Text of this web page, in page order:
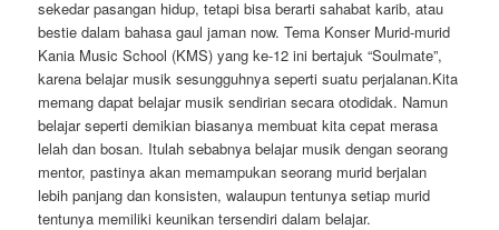
sekedar pasangan hidup, tetapi bisa berarti sahabat karib, atau
bestie dalam bahasa gaul jaman now. Tema Konser Murid-murid
Kania Music School (KMS) yang ke-12 ini bertajuk “Soulmate”,
karena belajar musik sesungguhnya seperti suatu perjalanan.Kita
memang dapat belajar musik sendirian secara otodidak. Namun
belajar seperti demikian biasanya membuat kita cepat merasa
lelah dan bosan. Itulah sebabnya belajar musik dengan seorang
mentor, pastinya akan memampukan seorang murid berjalan
lebih panjang dan konsisten, walaupun tentunya setiap murid
tentunya memiliki keunikan tersendiri dalam belajar.